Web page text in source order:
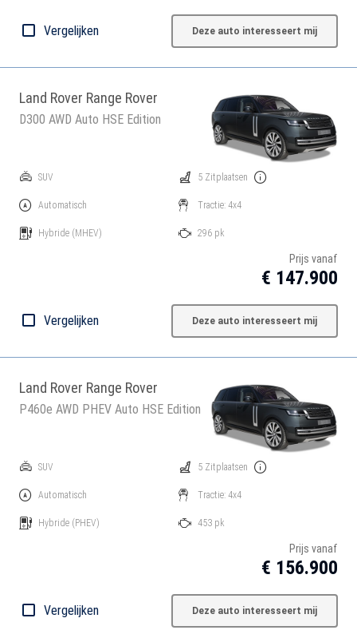
Vergelijken Deze auto interesseert mij
Land Rover Range Rover
D300 AWD Auto HSE Edition
SUV
Automatisch
Hybride (MHEV)
5 Zitplaatsen
Tractie: 4x4
296 pk
Prijs vanaf
€ 147.900
Vergelijken Deze auto interesseert mij
Land Rover Range Rover
P460e AWD PHEV Auto HSE Edition
SUV
Automatisch
Hybride (PHEV)
5 Zitplaatsen
Tractie: 4x4
453 pk
Prijs vanaf
€ 156.900
Vergelijken Deze auto interesseert mij